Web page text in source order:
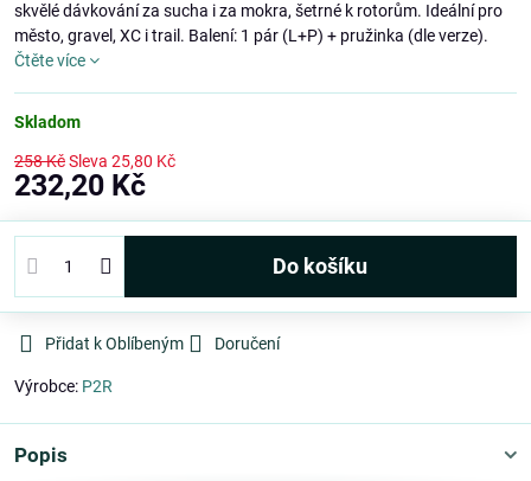
skvělé dávkování za sucha i za mokra, šetrné k rotorům. Ideální pro
město, gravel, XC i trail. Balení: 1 pár (L+P) + pružinka (dle verze).
Čtěte více
Skladom
258 KčSleva 25,80 Kč
232,20 Kč
Do košíku
Přidat k Oblíbeným Doručení
Výrobce: P2R
Popis